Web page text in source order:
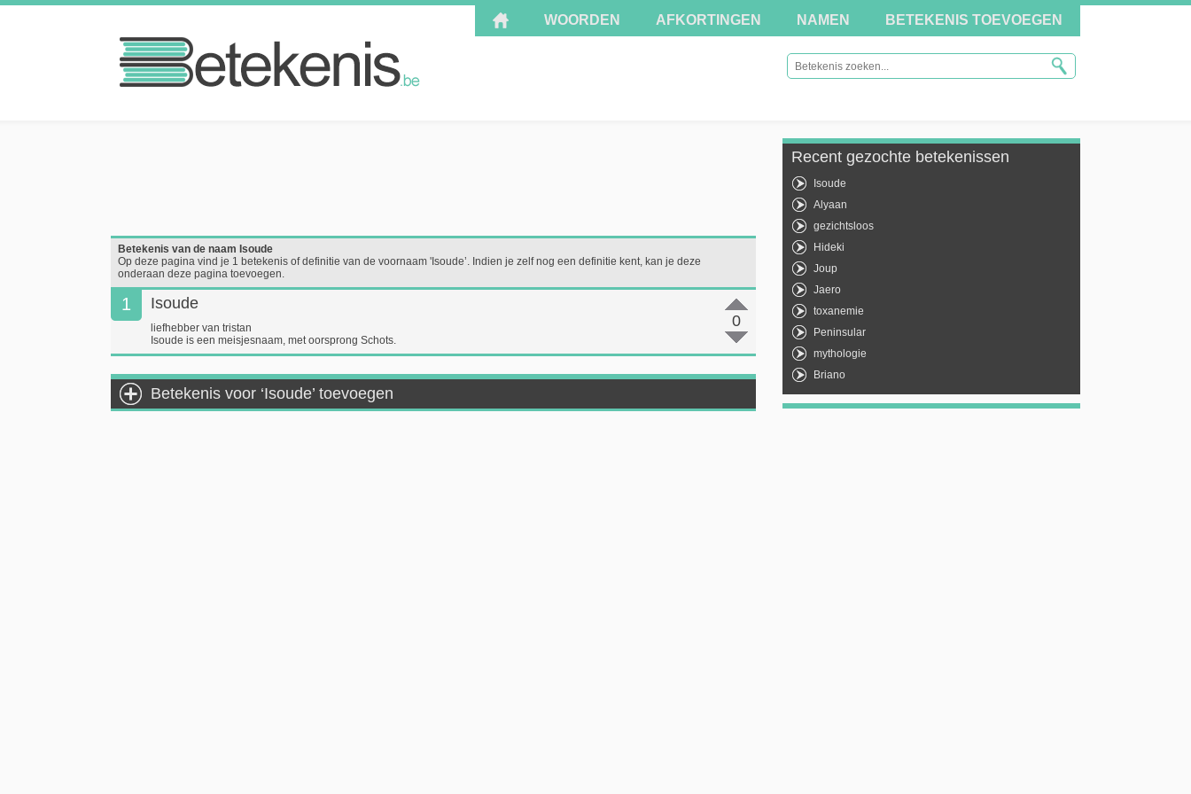
WOORDEN AFKORTINGEN NAMEN BETEKENIS TOEVOEGEN
Betekenis van de naam Isoude
Op deze pagina vind je 1 betekenis of definitie van de voornaam 'Isoude’. Indien je zelf nog een definitie kent, kan je deze
onderaan deze pagina toevoegen.
1
0
Isoude
liefhebber van tristan
Isoude is een meisjesnaam, met oorsprong Schots.
Betekenis voor ‘Isoude’ toevoegen
Recent gezochte betekenissen
Isoude
Alyaan
gezichtsloos
Hideki
Joup
Jaero
toxanemie
Peninsular
mythologie
Briano